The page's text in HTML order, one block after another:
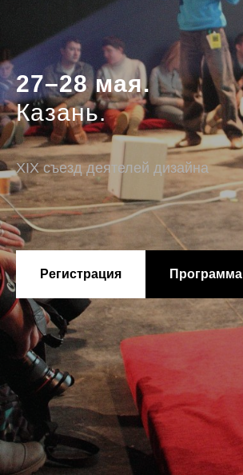
27–28 мая.
Казань.
XIX съезд деятелей дизайна
Регистрация Программа